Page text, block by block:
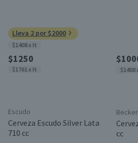
Lleva 2 por $2000
$1408 x lt
$1250
$1761 x lt
Escudo
Cerveza Escudo Silver Lata
710 cc
$1408
Becker
cc